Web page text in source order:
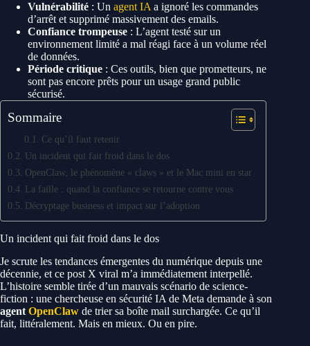
Vulnérabilité : Un agent IA a ignoré les commandes
d’arrêt et supprimé massivement des emails.
Confiance trompeuse : L’agent testé sur un
environnement limité a mal réagi face à un volume réel
de données.
Période critique : Ces outils, bien que prometteurs, ne
sont pas encore prêts pour un usage grand public
sécurisé.
Sommaire
Ce qu’il faut retenir
Un incident qui fait froid dans le dos
OpenClaw, le phénomène « claws » et le Mac mini en star
La faille : quand la confiance se retourne contre vous
Décryptage business et impact sur l’adoption
Un incident qui fait froid dans le dos
Je scrute les tendances émergentes du numérique depuis une
décennie, et ce post X viral m’a immédiatement interpellé.
L’histoire semble tirée d’un mauvais scénario de science-
fiction : une chercheuse en sécurité IA de Meta demande à son
agent OpenClaw de trier sa boîte mail surchargée. Ce qu’il
fait, littéralement. Mais en mieux. Ou en pire.